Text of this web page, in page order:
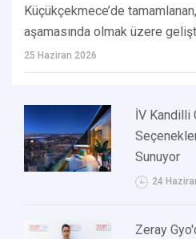
Küçükçekmece’de
aşamasında olmak üzere
25 Haziran 2026
İV Kandilli
Sunuyor
24
Zeray